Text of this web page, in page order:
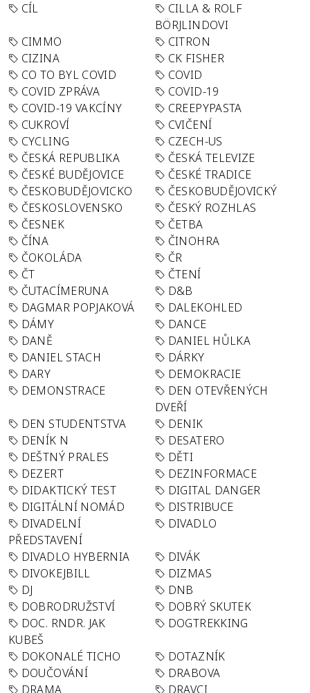
CÍL
CILLA & ROLF
BÖRJLINDOVI
CIMMO
CITRON
CIZINA
CK FISHER
CO TO BYL COVID
COVID
COVID ZPRÁVA
COVID-19
COVID-19 VAKCÍNY
CREEPYPASTA
CUKROVÍ
CVIČENÍ
CYCLING
CZECH-US
ČESKÁ REPUBLIKA
ČESKÁ TELEVIZE
ČESKÉ BUDĚJOVICE
ČESKÉ TRADICE
ČESKOBUDĚJOVICKO
ČESKOBUDĚJOVICKÝ
ČESKOSLOVENSKO
ČESKÝ ROZHLAS
ČESNEK
ČETBA
ČÍNA
ČINOHRA
ČOKOLÁDA
ČR
ČT
ČTENÍ
ČUTACÍMERUNA
D&B
DAGMAR POPJAKOVÁ
DALEKOHLED
DÁMY
DANCE
DANĚ
DANIEL HŮLKA
DANIEL STACH
DÁRKY
DARY
DEMOKRACIE
DEMONSTRACE
DEN OTEVŘENÝCH
DVEŘÍ
DEN STUDENTSTVA
DENIK
DENÍK N
DESATERO
DEŠTNÝ PRALES
DĚTI
DEZERT
DEZINFORMACE
DIDAKTICKÝ TEST
DIGITAL DANGER
DIGITÁLNÍ NOMÁD
DISTRIBUCE
DIVADELNÍ
PŘEDSTAVENÍ
DIVADLO
DIVADLO HYBERNIA
DIVÁK
DIVOKEJBILL
DIZMAS
DJ
DNB
DOBRODRUŽSTVÍ
DOBRÝ SKUTEK
DOC. RNDR. JAK
KUBEŠ
DOGTREKKING
DOKONALÉ TICHO
DOTAZNÍK
DOUČOVÁNÍ
DRABOVA
DRAMA
DRAVCI